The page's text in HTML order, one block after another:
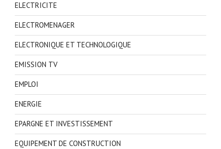
ELECTRICITE
ELECTROMENAGER
ELECTRONIQUE ET TECHNOLOGIQUE
EMISSION TV
EMPLOI
ENERGIE
EPARGNE ET INVESTISSEMENT
EQUIPEMENT DE CONSTRUCTION